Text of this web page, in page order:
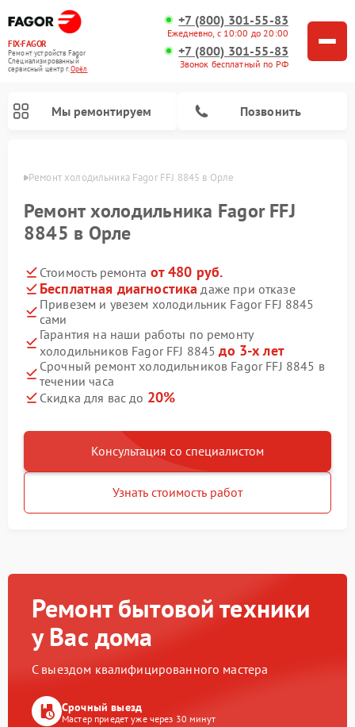
FIX-FAGOR
Ремонт устройств Fagor
Специализированный
cервисный центр г.Орёл
+7 (800) 301-55-83
Ежедневно, с 10:00 до 20:00
+7 (800) 301-55-83
Звонок бесплатный по РФ
Мы ремонтируем Позвонить
Ремонт холодильника Fagor FFJ 8845 в Орле
Ремонт холодильника Fagor FFJ
8845 в Орле
Стоимость ремонта от 480 руб.
Бесплатная диагностика даже при отказе
Привезем и увезем холодильник Fagor FFJ 8845
сами
Гарантия на наши работы по ремонту
холодильников Fagor FFJ 8845до 3-х лет
Срочный ремонт холодильников Fagor FFJ 8845 в
течении часа
Скидка для вас до 20%
Консультация со специалистом
Узнать стоимость работ
Ремонт бытовой техники
у Вас дома
С выездом квалифицированного мастера
Срочный выезд
Мастер приедет уже через 30 минут